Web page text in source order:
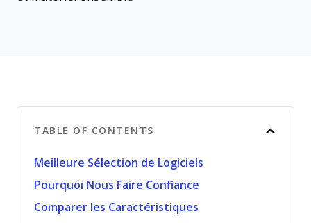
TABLE OF CONTENTS
Meilleure Sélection de Logiciels
Pourquoi Nous Faire Confiance
Comparer les Caractéristiques